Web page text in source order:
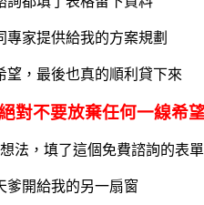
家提供給我的方案規劃
望，最後也真的順利貸下來
對不要放棄任何一線希
法，填了這個免費諮詢的表單
爹開給我的另一扇窗